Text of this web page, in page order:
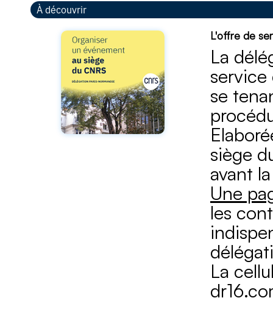
À découvrir
L'offre de
La
service
se
siège
avant
Une
les
​La